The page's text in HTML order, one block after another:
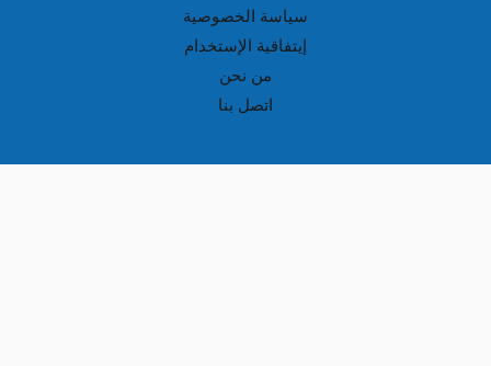
سياسة الخصوصية
إيتفاقية الإستخدام
من نحن
اتصل بنا